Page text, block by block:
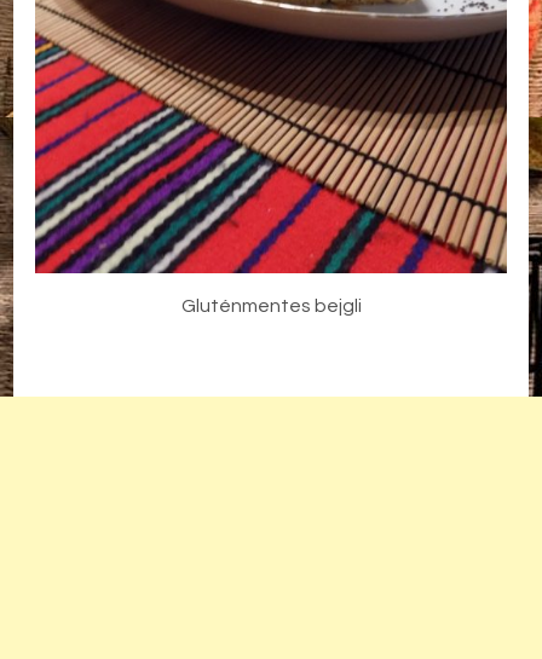
Gluténmentes bejgli